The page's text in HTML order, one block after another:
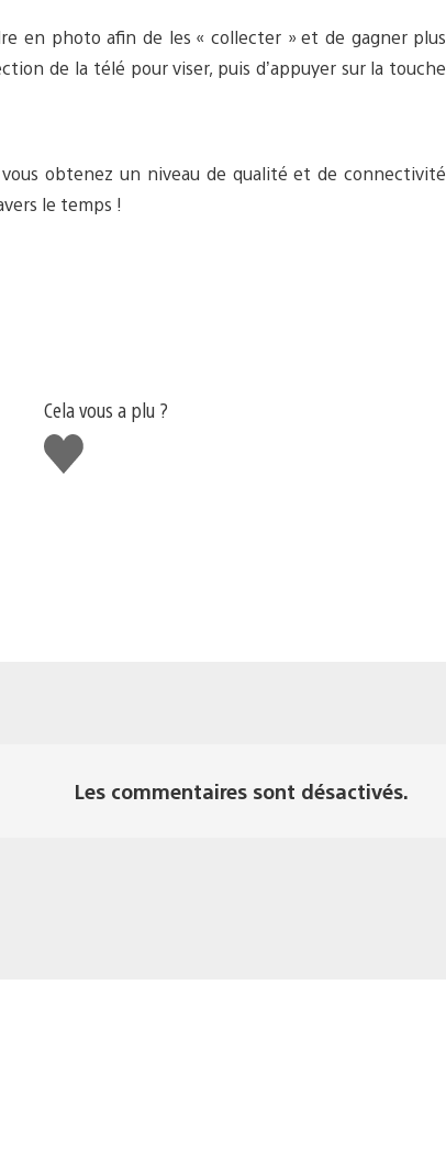
en photo afin de les « collecter » et de gagner plus
de la télé pour viser, puis d’appuyer sur la touche
obtenez un niveau de qualité et de connectivité
le temps !
Cela vous a plu ?
J'aime
Les commentaires sont désactivés.